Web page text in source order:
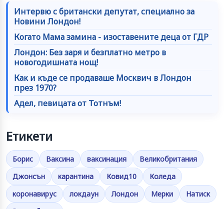
Интервю с британски депутат, специално за
Новини Лондон!
Когато Мама замина - изоставените деца от ГДР
Лондон: Без заря и безплатно метро в
новогодишната нощ!
Как и къде се продаваше Москвич в Лондон
през 1970?
Адел, певицата от Тотнъм!
Етикети
Борис Ваксина ваксинация
Великобритания
Джонсън
карантина Ковид10
Коледа
коронавирус
локдаун Лондон Мерки
Натиск